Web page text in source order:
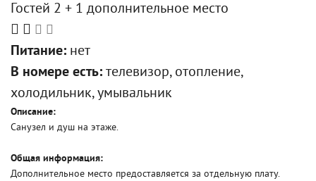
Гостей 2 + 1 дополнительное место
Питание: нет
В номере есть: телевизор, отопление,
холодильник, умывальник
Описание:
Санузел и душ на этаже.
Общая информация:
Дополнительное место предоставляется за отдельную плату.